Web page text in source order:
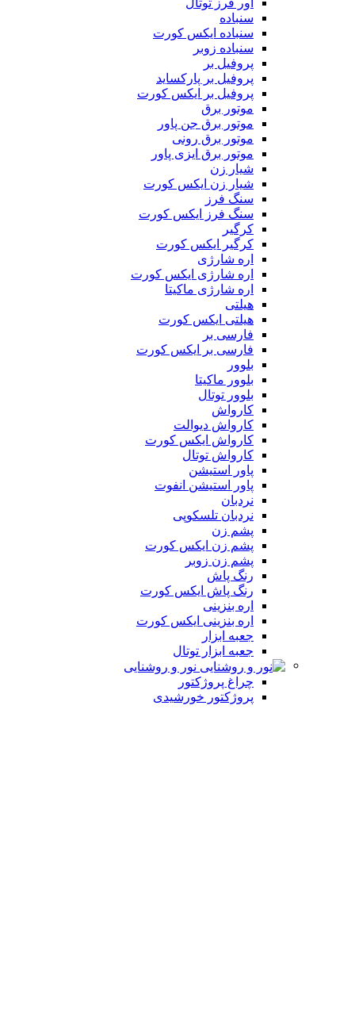
سنباده
سنباده ایکس کورت
سنباده زوبر
پروفیل بر
پروفیل بر پارکساید
پروفیل بر ایکس کورت
موتور برق
موتور برق جن پاور
موتور برق رونی
موتور برق ایزی پاور
شیار زن
شیار زن ایکس کورت
سنگ فرز
سنگ فرز ایکس کورت
کرگیر
کرگیر ایکس کورت
اره شارژی
اره شارژی ایکس کورت
اره شارژی ماکیتا
هیلتی
هیلتی ایکس کورت
فارسی بر
فارسی بر ایکس کورت
بلوور
بلوور ماکیتا
بلوور توتال
کارواش
کارواش دیوالت
کارواش ایکس کورت
کارواش توتال
پاور استیشن
پاور استیشن انفوت
نردبان
نردبان تلسکوپی
پشم زن
پشم زن ایکس کورت
پشم زن زوبر
رنگ پاش
رنگ پاش ایکس کورت
اره بنزینی
اره بنزینی ایکس کورت
جعبه ابزار
جعبه ابزار توتال
نور و روشنایی
چراغ پروژکتور
پروژکتور خورشیدی